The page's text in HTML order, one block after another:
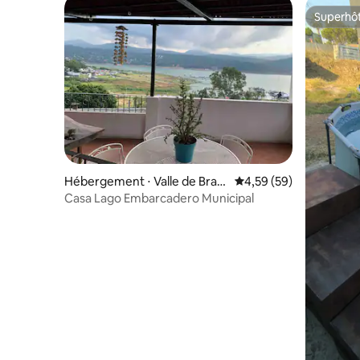
Hébergement ⋅ Valle de Brav
o
Évaluation moyenne
4,59 (59)
Casa Lago Embarcadero Municipal